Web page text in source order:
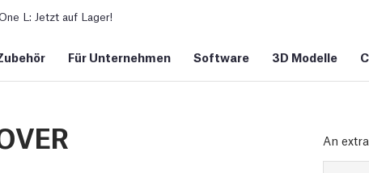
L: Jetzt auf Lager!
Für Unternehmen Software 3D Modelle
An